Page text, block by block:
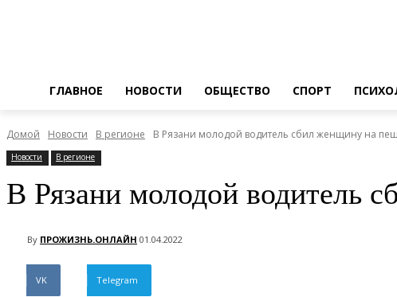
ГЛАВНОЕ НОВОСТИ ОБЩЕСТВО СПОРТ
Домой Новости В регионе В Рязани молодой водитель сбил женщину на
Новости В регионе
В Рязани молодой водитель
By ПРОЖИЗНЬ.ОНЛАЙН 01.04.2022
VK Telegram